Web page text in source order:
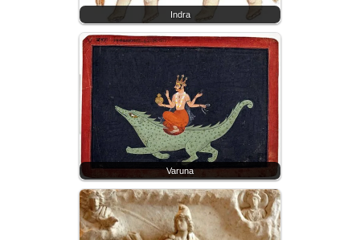
Indra
Varuna